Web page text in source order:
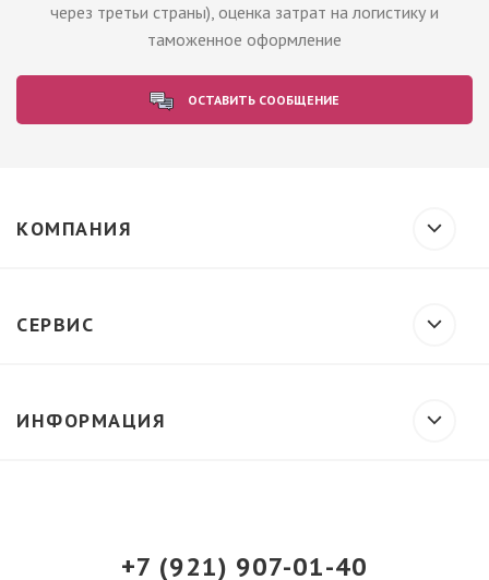
через третьи страны), оценка затрат на логистику и
таможенное оформление
ОСТАВИТЬ СООБЩЕНИЕ
КОМПАНИЯ
СЕРВИС
ИНФОРМАЦИЯ
+7 (921) 907-01-40